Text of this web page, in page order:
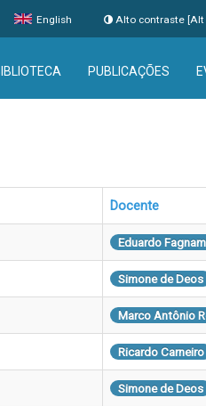
English Alto contraste [Alt
PUBLICAÇÕES
Docente
Eduardo
Simone de Deos
Marco Antônio
Ricardo Carneiro
Simone de Deos